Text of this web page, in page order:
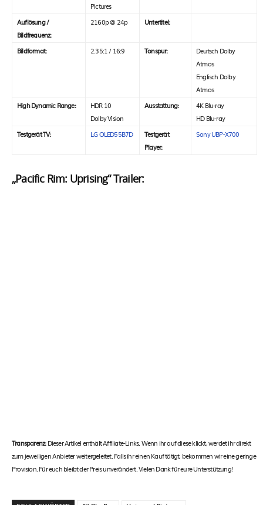
Pictures
Auflösung /
Bildfrequenz:
2160p @ 24p Untertitel:
Bildformat: 2.35:1 / 16:9 Tonspur:
Deutsch Dolby
Atmos
Englisch Dolby
Atmos
High Dynamic Range:
HDR 10
Dolby Vision
Ausstattung:
4K Blu-ray
HD Blu-ray
Testgerät TV:
LG OLED55B7D
Testgerät
Player:
Sony UBP-X700
„Pacific Rim: Uprising“ Trailer:
Transparenz:Dieser Artikel enthält Affiliate-Links. Wenn ihr auf diese klickt, werdet ihr direkt
zum jeweiligen Anbieter weitergeleitet. Falls ihr einen Kauf tätigt, bekommen wir eine geringe
Provision. Für euch bleibt der Preis unverändert. Vielen Dank für eure Unterstützung!